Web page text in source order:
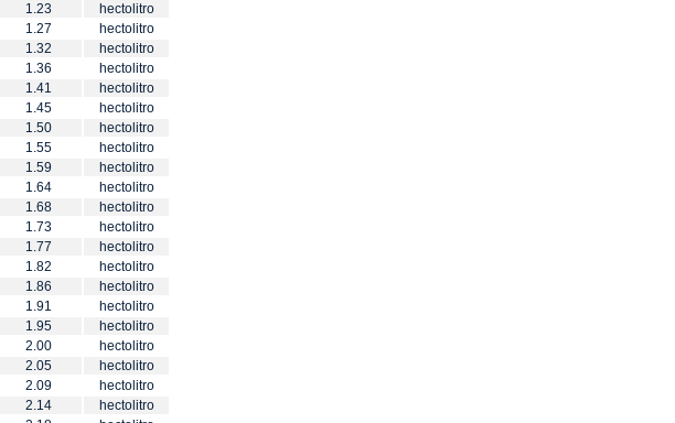
1.23
hectolitro
1.27
hectolitro
1.32
hectolitro
1.36
hectolitro
1.41
hectolitro
1.45
hectolitro
1.50
hectolitro
1.55
hectolitro
1.59
hectolitro
1.64
hectolitro
1.68
hectolitro
1.73
hectolitro
1.77
hectolitro
1.82
hectolitro
1.86
hectolitro
1.91
hectolitro
1.95
hectolitro
2.00
hectolitro
2.05
hectolitro
2.09
hectolitro
2.14
hectolitro